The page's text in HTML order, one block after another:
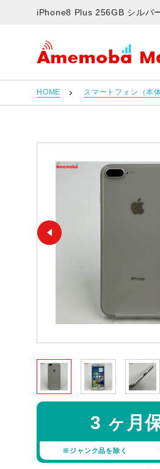
iPhone8 Plus 256GB シルバ
アメモバマーケット
HOME スマートフォン（本体
3 ヶ月
※ジャンク品を除く